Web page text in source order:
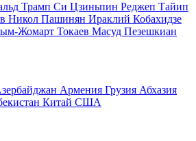
Трамп Си Цзиньпин Реджеп Тайип
Никол Пашинян Ираклий Кобахидзе
Жомарт Токаев Масуд Пезешкиан
Армения Грузия Абхазия
Китай США